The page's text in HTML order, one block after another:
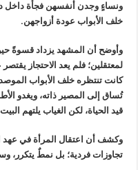
ونساءٍ وجدن أنفسهن فجأة داخل
خلف الأبواب عودة أزواجهن.
وأوضح أن المشهد يزداد قسوةً
لمعتقلين؛ فلم يعد الاحتجاز
كانت تنتظره خلف الأبواب
تُساق إلى المصير ذاته، ويغدو
قيد الحياة، لكن الغياب يلتهم
وكشف أن اعتقال المرأة في عهد
تجاوزات فردية؛ بل نمطٌ يتكرر،